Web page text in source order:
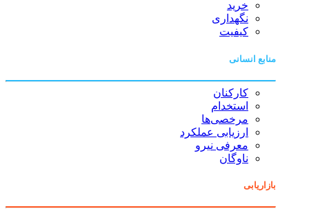
خرید
نگهداری
کیفیت
منابع انسانی
کارکنان
استخدام
مرخصی‌ها
ارزیابی عملکرد
معرفی نیرو
ناوگان
بازاریابی